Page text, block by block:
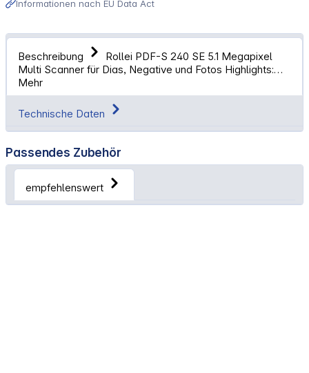
Informationen nach EU Data Act
Beschreibung
Rollei PDF-S 240 SE 5.1 Megapixel
Multi Scanner für Dias, Negative und Fotos Highlights:…
Mehr
Technische Daten
Passendes Zubehör
empfehlenswert